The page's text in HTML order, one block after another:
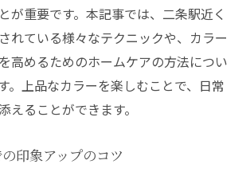
が重要です。本記事では、二条駅近く
れている様々なテクニックや、カラー
高めるためのホームケアの方法につい
。上品なカラーを楽しむことで、日常
えることができます。
印象アップのコツ